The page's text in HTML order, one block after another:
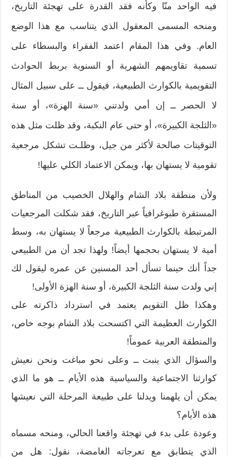
فيه الواحد منّا وكأنه فقد القدرة على تهجئة التاريخ،
ومنحه المسمى المعقول الذي يتناسب مع هذا الوضع
العام. وفي هذا المقام اعتمد الفقراء والبسطاء على
تسمية تقاويمهم الشهرية أو السنوية بربط الحوادث
التقويمية بالكوارث الطبيعية، فيقول ــ على سبيل المثال
لا الحصر ــ إن أمي ولدتني «سنة الهزة»، أو سنة
«الثلجة الكبيرة»، أو حتى عام النكبة، وقد ظلت مثل هذه
التوقيتات صالحة لأكثر من جيل، وظلـت تشكل مرجعية
تقومية لا يستهان بها، ويمكن الاعتماد الكلي عليها!
ولأن منطقة بلاد الشام والهلال الخصيب من المناطق
المستقرة طبوغرافياً عبر التاريخ، فقد شكلت المرجعيات
المرتبطة بالكوارث الطبيعية مرجعاً لا يستهان به، وسط
أمية لا يستهان بحجمها أيضاً! ولهذا تجد أن من الطبيعي
جداً أنك حينما تسأل أحد المسنين عن عمره ليقول لك
إني ولدت سنة الثلجة الكبيرة، أو سنة الهزة الأولى!
وهكذا ظل التقويم يعتمد في استرداد ذاكرته على
الكوارث العظيمة التي اكتسحت بلاد الشام بوجه خاص،
والمنطقة العربية عموماً!
والسؤال الذي ينبت ــ وعلى نحو مباغت ونحن نعيش
كوارثنا الاجتماعية والسياسية هذه الأيام ــ هو ما الذي
يمكن أن يلهمنا ويدلنا على طبيعة المرحلة التي نعيشها
هذه الأيام؟
وعودة على بدء في تهجئة واقعنا الحالي، ومنحه مسماه
الذي يتطابق مع تعرجاته الغامضة، نقول: هل من